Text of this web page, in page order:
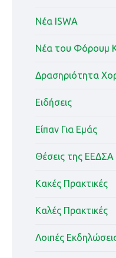
Nέα ISWA
Nέα του Φόρουμ
Δρασηριότητα
Ειδήσεις
Είπαν Για Εμάς
Θέσεις της ΕΕΔΣΑ
Κακές Πρακτικές
Καλές Πρακτικές
Λοιπές